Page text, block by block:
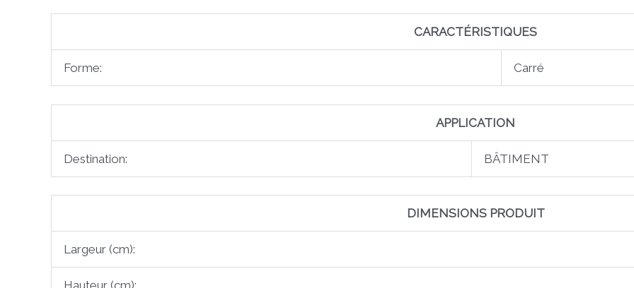
CARACTÉRISTIQUES
Forme: Carré
APPLICATION
Destination: BÂTIMENT
DIMENSIONS PRODUIT
Largeur (cm):